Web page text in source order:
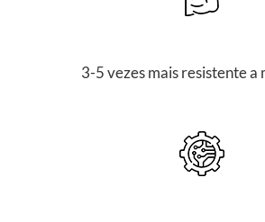
3-5 vezes mais resistente a